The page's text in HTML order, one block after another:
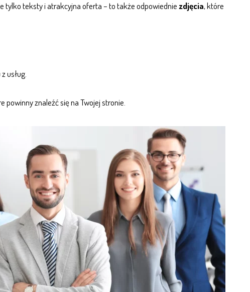
tylko teksty i atrakcyjna oferta – to także odpowiednie zdjęcia, które
usług.
powinny znaleźć się na Twojej stronie.